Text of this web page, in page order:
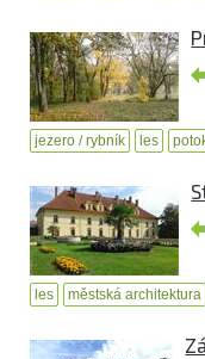
jezero / rybník les
les městská architektura